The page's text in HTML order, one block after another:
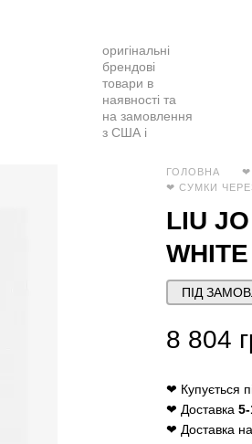
ГОЛОВНА ❤
❤ СУМКИ
LIU
ПІД
8 804
❤ Купується
❤ Доставка
❤ Доставка на